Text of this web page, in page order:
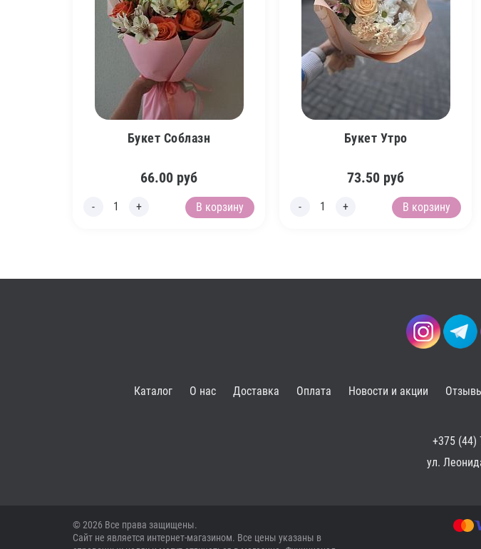
Букет Соблазн
66.00 руб
В корзину
Букет Утро
73.50 руб
В корзину
Каталог О нас Доставка Оплата Новости и акции
+375 (44)
ул.
© 2026 Все права защищены.
Сайт не является интернет-магазином. Все цены указаны в